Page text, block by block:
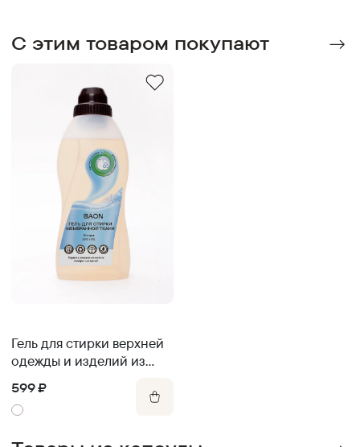
C этим товаром покупают
Гель для стирки верхней
одежды и изделий из
599 ₽